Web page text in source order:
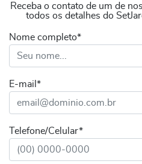
Receba o contato de um de
todos os detalhes do
Nome completo*
E-mail*
Telefone/Celular*